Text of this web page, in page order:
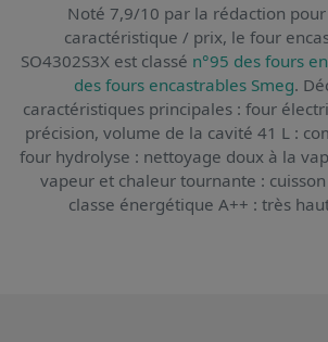
Noté 7,9/10 par la rédaction
caractéristique / prix, le four
SO4302S3X est classé n°95 des fours
des fours encastrables Smeg.
caractéristiques principales : four
précision, volume de la cavité 41 L :
four hydrolyse : nettoyage doux à la
vapeur et chaleur tournante :
classe énergétique A++ : très